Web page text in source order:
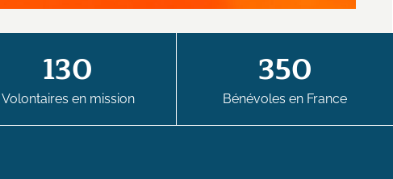
130
Volontaires en mission
350
Bénévoles en France